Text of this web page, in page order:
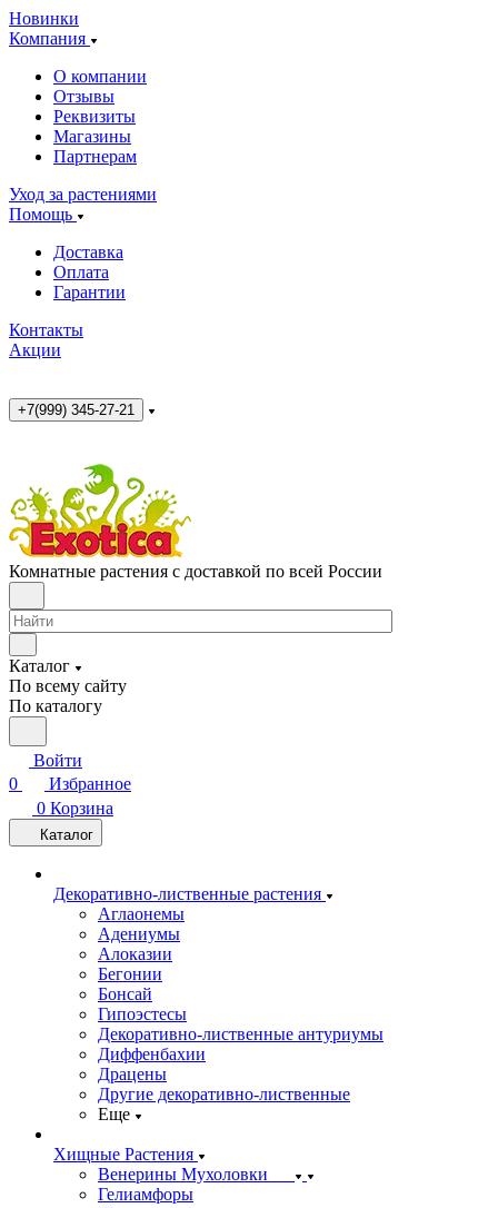
Новинки
Компания
О компании
Отзывы
Реквизиты
Магазины
Партнерам
Уход за растениями
Помощь
Доставка
Оплата
Гарантии
Контакты
Акции
+7(999) 345-27-21
Комнатные растения с доставкой по всей России
Каталог
По всему сайту
По каталогу
Войти
0
Избранное
0 Корзина
Каталог
Декоративно-лиственные растения
Аглаонемы
Адениумы
Алоказии
Бегонии
Бонсай
Гипоэстесы
Декоративно-лиственные антуриумы
Диффенбахии
Драцены
Другие декоративно-лиственные
Еще
Хищные Растения
Венерины Мухоловки
Гелиамфоры